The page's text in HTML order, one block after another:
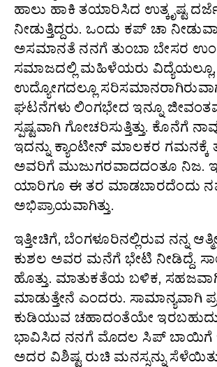
ಹಾಲು ಹಾಕಿ ತಯಾರಿಸಿದ ಉತ್ಕೃಷ್ಟ
ನೀಡುತ್ತಿದ್ದರು. ಒಂದು ಕಪ್ ಚಾ
ಅಸಮಾನತೆ ನನಗೆ ತುಂಬಾ ಬೇಸರ
ಸಮಾಜದಲ್ಲಿ ಮಹಿಳೆಯರು ವಿದ್ಯೆಯಲ್ಲೂ,
ಉದ್ಯೋಗದಲ್ಲೂ
ಘಟನೆಗಳು ಲಿಂಗಭೇದ ಇನ್ನೂ
ಸ್ಪಷ್ಟವಾಗಿ ಗೋಚರಿಸುತ್ತಿತ್ತು. ಕೊನೆಗೆ
ಇದನ್ನು ಕ್ಯಾಂಟೀನ್ ಮಾಲಕರ ಗಮನಕ್ಕೆ
ಅವರಿಗೆ ಮುಜುಗರವಾದದಂತೂ ನಿಜ.
ಯಾರಿಗೂ ಈ ತರ ಮಾಡಬಾರದೆಂದು
ಅಭಿಪ್ರಾಯವಾಗಿತ್ತು.
ಇತ್ತೀಚಿಗೆ, ಬೆಂಗಳೂರಿನಲ್ಲಿರುವ ನನ್ನ
ಕುಶಲ ಅವರ ಮನೆಗೆ ಭೇಟಿ ನೀಡಿದ್ದೆ.
ಹೊತ್ತು. ಮಾತುಕತೆಯ ಬಳಿಕ,
ಮಾಡುತ್ತೇನೆ ಎಂದರು. ಸಾಮಾನ್ಯವಾಗಿ
ಕುಡಿಯುವ ಚಹಾದಂತೆಯೇ
ಭಾವಿಸಿದ ನನಗೆ ಮೊದಲ ಸಿಪ್ ಬಾಯಿಗೆ
ಅದರ ವಿಶಿಷ್ಟ ರುಚಿ ಮನಸ್ಸನ್ನು